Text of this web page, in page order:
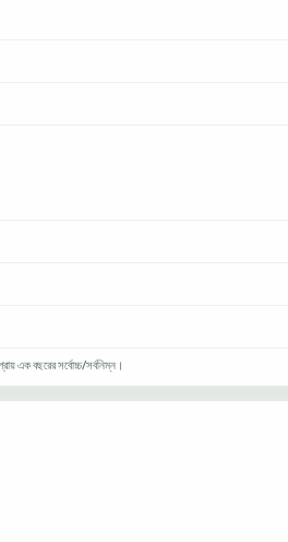
এক বছরের সর্বোচ্চ/সর্বনিম্ন।